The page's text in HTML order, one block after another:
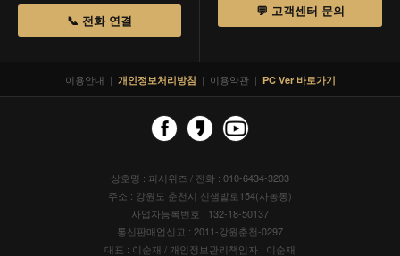
📞 전화 연결
💬 고객센터 문의
이용안내 | 개인정보처리방침 | 이용약관 | PC Ver 바로가기
상호명 : 피시위즈 / 전화 : 010-6434-3203
주소 : 강원도 춘천시 신샘밭로154(사농동)
사업자등록번호 : 132-18-50137
통신판매업신고 : 2011-강원춘천-0297
대표 : 이순재 / 개인정보관리책임자 : 이순재